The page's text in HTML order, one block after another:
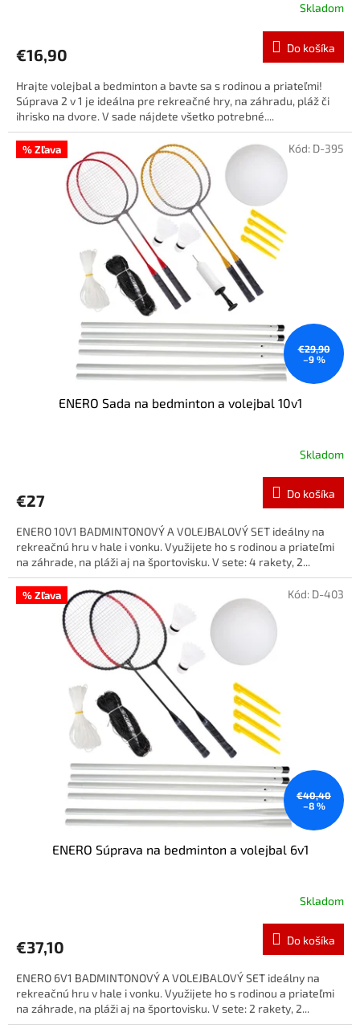
Skladom
€16,90 Do košíka
Hrajte volejbal a bedminton a bavte sa s rodinou a priateľmi!
Súprava 2 v 1 je ideálna pre rekreačné hry, na záhradu, pláž či
ihrisko na dvore. V sade nájdete všetko potrebné....
% Zľava
€29,90
–9 %
ENERO Sada na bedminton a volejbal 10v1
Skladom
€27 Do košíka
ENERO 10V1 BADMINTONOVÝ A VOLEJBALOVÝ SET ideálny na
rekreačnú hru v hale i vonku. Využijete ho s rodinou a priateľmi
na záhrade, na pláži aj na športovisku. V sete: 4 rakety, 2...
Kód: D-395
% Zľava
€40,40
–8 %
ENERO Súprava na bedminton a volejbal 6v1
Skladom
€37,10 Do košíka
ENERO 6V1 BADMINTONOVÝ A VOLEJBALOVÝ SET ideálny na
rekreačnú hru v hale i vonku. Využijete ho s rodinou a priateľmi
na záhrade, na pláži aj na športovisku. V sete: 2 rakety, 2...
Kód: D-403